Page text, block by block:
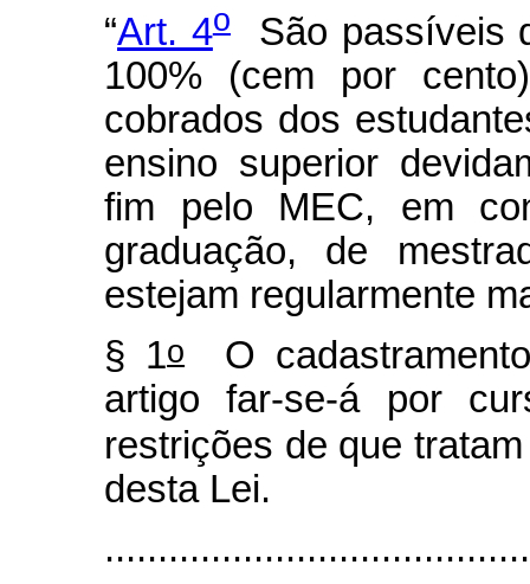
“Art. 4oSão passíveis
100% (cem por
cobrados dos
ensino superior
fim pelo MEC, em
graduação, de
estejam regularmente
§ 1oO
artigo far-se-á por
restrições de que
desta Lei.